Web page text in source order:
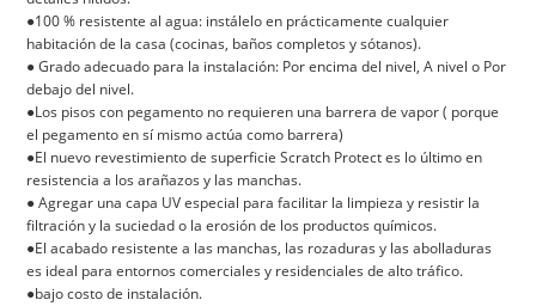
●100 % resistente al agua: instálelo en prácticamente cualquier
habitación de la casa (cocinas, baños completos y sótanos).
● Grado adecuado para la instalación: Por encima del nivel, A nivel o Por
debajo del nivel.
●Los pisos con pegamento no requieren una barrera de vapor ( porque
el pegamento en sí mismo actúa como barrera)
●El nuevo revestimiento de superficie Scratch Protect es lo último en
resistencia a los arañazos y las manchas.
● Agregar una capa UV especial para facilitar la limpieza y resistir la
filtración y la suciedad o la erosión de los productos químicos.
●El acabado resistente a las manchas, las rozaduras y las abolladuras
es ideal para entornos comerciales y residenciales de alto tráfico.
●bajo costo de instalación.